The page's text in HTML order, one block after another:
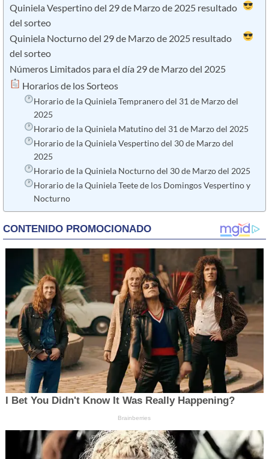
Quiniela Vespertino del 29 de Marzo de 2025 resultado
del sorteo
Quiniela Nocturno del 29 de Marzo de 2025 resultado
del sorteo
Números Limitados para el día 29 de Marzo del 2025
​ Horarios de los Sorteos
Horario de la Quiniela Tempranero del 31 de Marzo del
2025
Horario de la Quiniela Matutino del 31 de Marzo del 2025
Horario de la Quiniela Vespertino del 30 de Marzo del
2025
Horario de la Quiniela Nocturno del 30 de Marzo del 2025
Horario de la Quiniela Teete de los Domingos Vespertino y
Nocturno